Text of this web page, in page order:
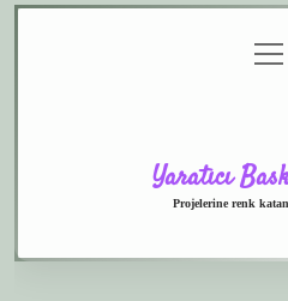
aç
Yaratıcı
Projelerine renk